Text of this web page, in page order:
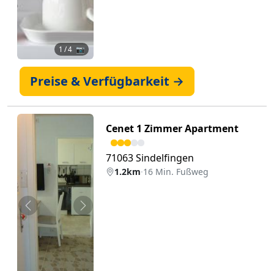
1 / 4 📷
Preise & Verfügbarkeit →
Zurück Weiter
Cenet 1 Zimmer Apartment
71063 Sindelfingen
1.2km·16 Min. Fußweg